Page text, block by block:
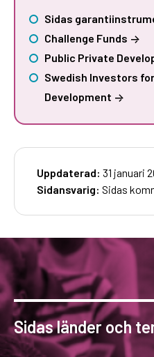
Sidas
Challenge Funds
Public Private
Swedish Investors
Development
Uppdaterad: 31 januari
Sidansvarig: Sidas
Sidas länder och